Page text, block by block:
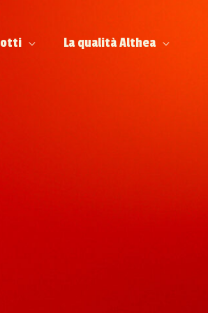
La qualità Althea